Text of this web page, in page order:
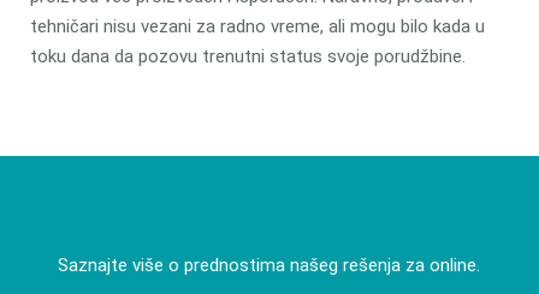
tehničari nisu vezani za radno vreme, ali mogu bilo kada u
toku dana da pozovu trenutni status svoje porudžbine.
Saznajte više o prednostima našeg rešenja za online.